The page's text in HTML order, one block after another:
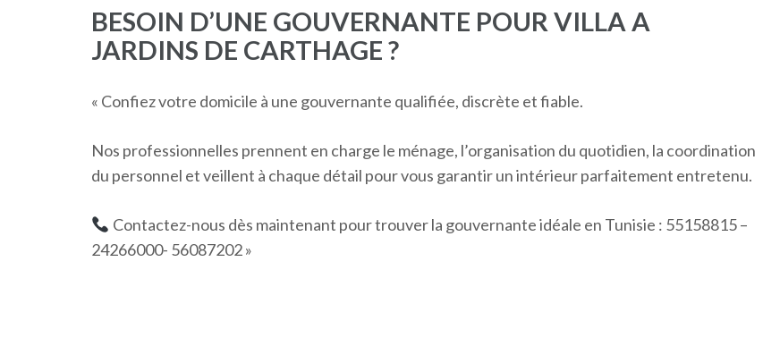
BESOIN D’UNE GOUVERNANTE POUR VILLA A
JARDINS DE CARTHAGE ?
« Confiez votre domicile à une gouvernante qualifiée, discrète et fiable.
Nos professionnelles prennent en charge le ménage, l’organisation du quotidien, la coordination
du personnel et veillent à chaque détail pour vous garantir un intérieur parfaitement entretenu.
Contactez-nous dès maintenant pour trouver la gouvernante idéale en Tunisie : 55158815 –
24266000- 56087202 »